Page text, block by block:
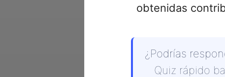
obtenidas
¿Podrías
Quiz rápido